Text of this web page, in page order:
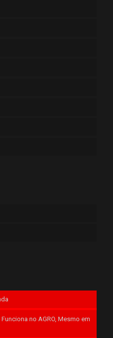
no AGRO, Mesmo em